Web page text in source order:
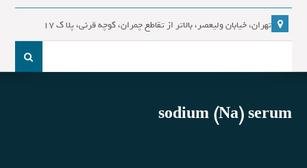
تهران، خیابان ولیعصر، بالاتر از تقاطع چمران، کوچه قرنی، پلا ک 17
جست
sodium (Na) serum